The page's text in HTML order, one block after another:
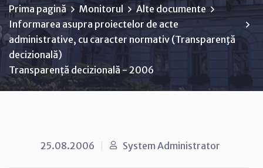
Prima pagină Monitorul
Alte documente
Informarea asupra proiectelor de acte
administrative, cu caracter normativ (Transparenţă
decizională)
Transparență decizională - 2006
25.08.2006 System Administrator